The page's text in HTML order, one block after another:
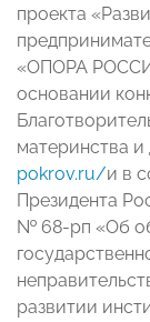
проекта
«ОПОРА
основании
материнства
pokrov.ru/и в
Президента
№ 68-рп «Об
развитии